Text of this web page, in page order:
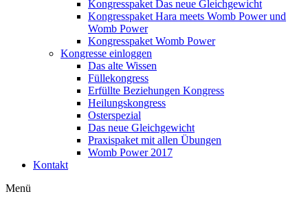
Kongresspaket Das neue Gleichgewicht
Kongresspaket Hara meets Womb Power und
Womb Power
Kongresspaket Womb Power
Kongresse einloggen
Das alte Wissen
Füllekongress
Erfüllte Beziehungen Kongress
Heilungskongress
Osterspezial
Das neue Gleichgewicht
Praxispaket mit allen Übungen
Womb Power 2017
Kontakt
Menü